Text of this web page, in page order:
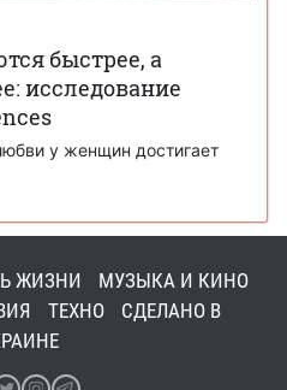
быстрее, а
исследование
у женщин достигает
ЖИЗНИ
МУЗЫКА И КИНО
ТЕХНО
СДЕЛАНО В